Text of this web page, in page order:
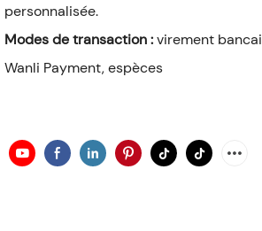
personnalisée.
Modes de transaction :virement
Wanli Payment, espèces